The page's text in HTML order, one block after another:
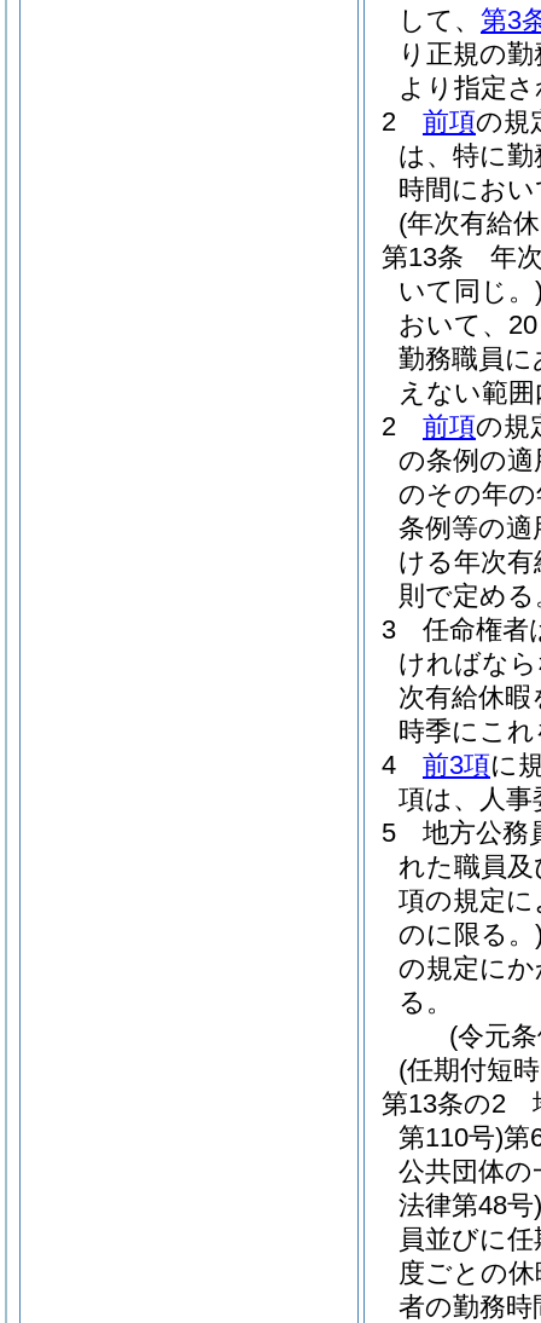
して、 第3
り正規の
より指定
2
前項の規
は、特に
時間にお
(年次有給
第13条
年
いて同じ。
おいて、
勤務職員
えない範
2
前項の規
の条例の
のその年
条例等の
ける年次
則で定める
3
任命権者
ければな
次有給休
時季にこ
4
前3項に
項は、人
5
地方公務
れた職員及
項の規定
のに限る。
の規定に
る。
(令元
(任期付短
第13条の2
第110号)第
公共団体
法律第48号)
員並びに
度ごとの
者の勤務